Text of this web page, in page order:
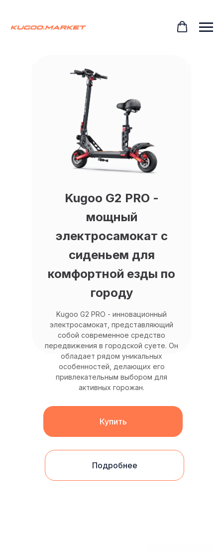
Kugoo G2 PRO -
мощный
электросамокат с
сиденьем для
комфортной езды по
городу
Kugoo G2 PRO - инновационный
электросамокат, представляющий
собой современное средство
передвижения в городской суете. Он
обладает рядом уникальных
особенностей, делающих его
привлекательным выбором для
активных горожан.
Купить
Подробнее